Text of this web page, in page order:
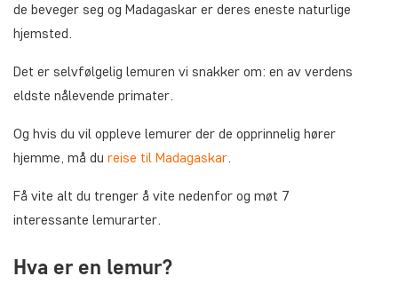
de beveger seg og Madagaskar er deres eneste naturlige
hjemsted.
Det er selvfølgelig lemuren vi snakker om: en av verdens
eldste nålevende primater.
Og hvis du vil oppleve lemurer der de opprinnelig hører
hjemme, må du reise til Madagaskar.
Få vite alt du trenger å vite nedenfor og møt 7
interessante lemurarter.
Hva er en lemur?